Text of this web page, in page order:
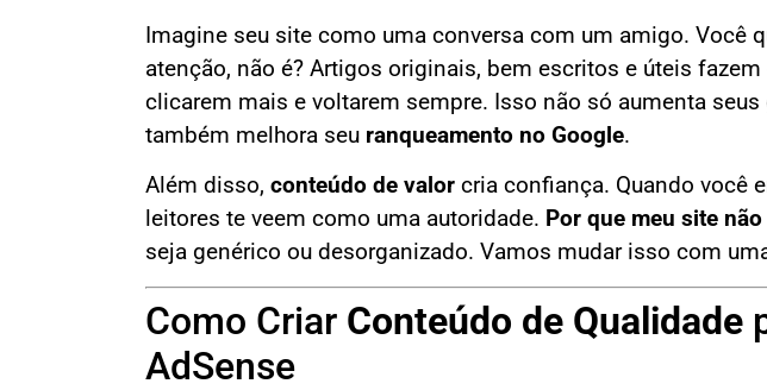
Imagine seu site como uma conversa com um amigo. Você
atenção, não é? Artigos originais, bem escritos e úteis
clicarem mais e voltarem sempre. Isso não só aumenta
também melhora seu ranqueamento no Google.
Além disso, conteúdo de valor cria confiança. Quando você
leitores te veem como uma autoridade. Por que meu site
seja genérico ou desorganizado. Vamos mudar isso com
Como Criar Conteúdo de Qualidade
AdSense